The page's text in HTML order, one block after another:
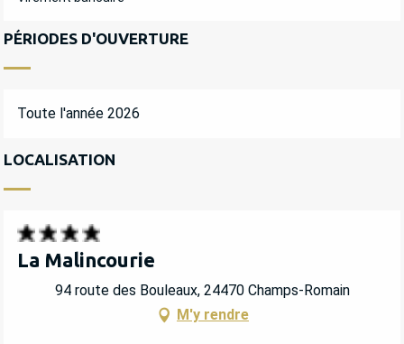
PÉRIODES D'OUVERTURE
Toute l'année 2026
LOCALISATION
La Malincourie
94 route des Bouleaux, 24470 Champs-Romain
M'y rendre